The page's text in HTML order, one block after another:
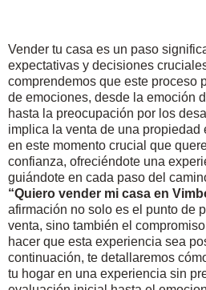
Vender tu casa es un paso
expectativas y decisiones
comprendemos que este proceso
de emociones, desde la emoción
hasta la preocupación por los
implica la venta de una propiedad
en este momento crucial que
confianza, ofreciéndote una
guiándote en cada paso del
“Quiero vender mi casa en
afirmación no solo es el punto de
venta, sino también el
hacer que esta experiencia sea
continuación, te detallaremos
tu hogar en una experiencia sin